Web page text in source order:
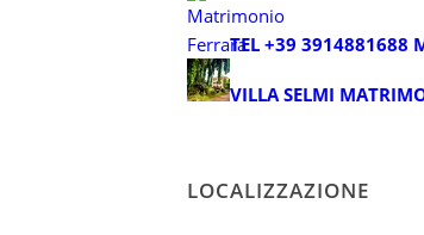
TEL +39 3914881688
VILLA SELMI
LOCALIZZAZIONE